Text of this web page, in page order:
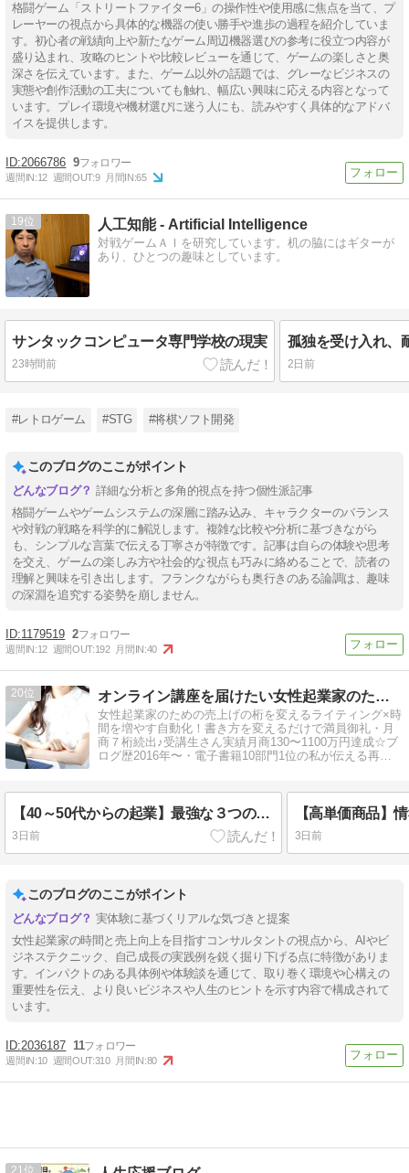
格闘ゲーム「ストリートファイター6」の操作性や使用感に焦点を当て、プ
レーヤーの視点から具体的な機器の使い勝手や進歩の過程を紹介していま
す。初心者の戦績向上や新たなゲーム周辺機器選びの参考に役立つ内容が
盛り込まれ、攻略のヒントや比較レビューを通じて、ゲームの楽しさと奥
深さを伝えています。また、ゲーム以外の話題では、グレーなビジネスの
実態や創作活動の工夫についても触れ、幅広い興味に応える内容となって
います。プレイ環境や機材選びに迷う人にも、読みやすく具体的なアドバ
イスを提供します。
2066786 9
週間IN:12 週間OUT:9 月間IN:65
19 人工知能 - Artificial Intelligence
対戦ゲームＡＩを研究しています。机の脇にはギターが
あり、ひとつの趣味としています。
サンタックコンピュータ専門学校の現実
23時間前 2日前
#レトロゲーム #STG #将棋ソフト開発
このブログのここがポイント
詳細な分析と多角的視点を持つ個性派記事
格闘ゲームやゲームシステムの深層に踏み込み、キャラクターのバランス
や対戦の戦略を科学的に解説します。複雑な比較や分析に基づきながら
も、シンプルな言葉で伝える丁寧さが特徴です。記事は自らの体験や思考
を交え、ゲームの楽しみ方や社会的な視点も巧みに絡めることで、読者の
理解と興味を引き出します。フランクながらも奥行きのある論調は、趣味
の深淵を追究する姿勢を崩しません。
1179519 2
週間IN:12 週間OUT:192 月間IN:40
20 オンライン講座を届けたい女性起業家のための売れる発信×自動化
女性起業家のための売上げの桁を変えるライティング×時
間を増やす自動化！書き方を変えるだけで満員御礼・月
商７桁続出♪受講生さん実績月商130〜1100万円達成☆ブ
ログ歴2016年〜・電子書籍10部門1位の私が伝える再現
【40～50代からの起業】最強な３つの理由
3日前 3日前
このブログのここがポイント
実体験に基づくリアルな気づきと提案
女性起業家の時間と売上向上を目指すコンサルタントの視点から、AIやビ
ジネステクニック、自己成長の実践例を鋭く掘り下げる点に特徴がありま
す。インパクトのある具体例や体験談を通じて、取り巻く環境や心構えの
重要性を伝え、より良いビジネスや人生のヒントを示す内容で構成されて
います。
2036187 11
週間IN:10 週間OUT:310 月間IN:80
21